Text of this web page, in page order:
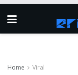
Home Viral